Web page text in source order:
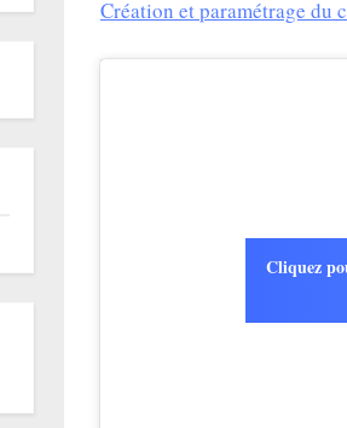
Création et paramétrage du
Cliquez